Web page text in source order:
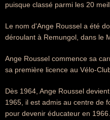
puisque classé parmi les 20
Le nom d'Ange Roussel a été
déroulant à Remungol, dans le
Ange Roussel commence sa
sa première licence au Vélo-
Dès 1964, Ange Roussel
1965, il est admis au centre de
pour devenir éducateur en